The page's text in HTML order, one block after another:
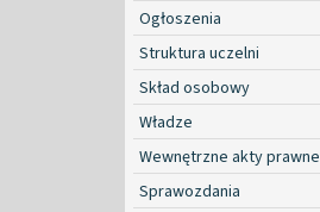
Ogłoszenia
Struktura uczelni
Skład osobowy
Władze
Wewnętrzne akty prawne
Sprawozdania